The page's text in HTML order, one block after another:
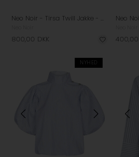
Neo Noir - Tirsa Twill Jakke - Army
800,00 DKK 400,00
NYHED